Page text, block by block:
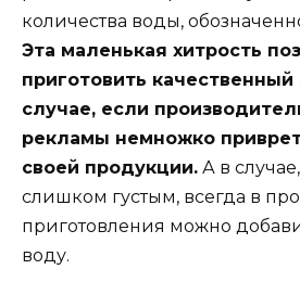
количества воды,
Эта маленькая хитрость
приготовить
случае, если
рекламы немножко
своей продукции. А в
слишком густым, всегда в
приготовления можно
воду.